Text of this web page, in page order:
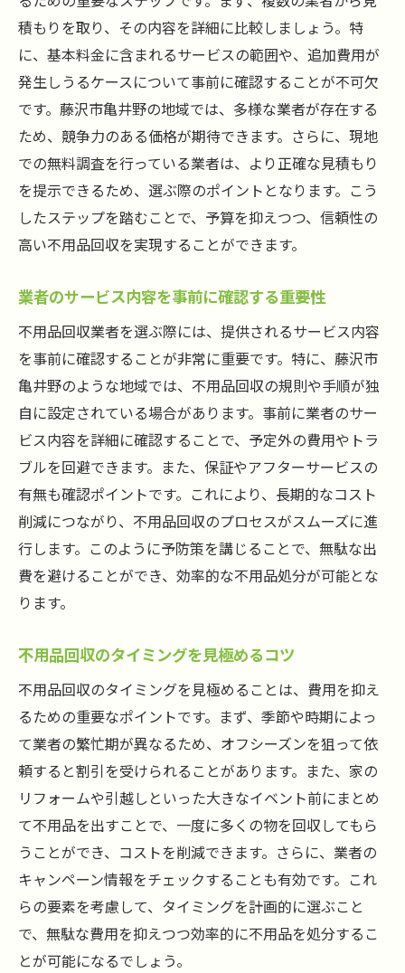
個人情報の取り扱いに注意
必要書類の準備と確認
依頼前に業者との事前打ち合わせを行う
契約前にトラブル事例を確認
回収作業の当日の流れを理解する
支払い方法とその注意点
不用品回収の流れを知り、効率的な処分を実現
する方法
回収日当日のチェックリスト
不用品分類の仕方とその効果
作業後の確認事項とフォローアップ
効率的なスケジュール管理のコツ
不用品回収後の清掃方法
地域の特性を活かした不用品回収の最適なプラ
ン作成法
地域の特性を考慮したプランニング
季節に応じたプランの変更点
地域のイベントや祭りに合わせた計画
不用品回収における地域資源の活用
快適な生活環境を手に入れるための不用品回収
活用術
住まい全体の整理整頓から始める
定期的な不用品チェックの重要性
生活空間を広げるための断捨離方法
不用品回収で得られる心のゆとり
片付けのプロのアドバイスを活用
未来の住環境を見据えた計画作り
積もりを取り、その内容を詳細に比較しましょう。特
に、基本料金に含まれるサービスの範囲や、追加費用が
発生しうるケースについて事前に確認することが不可欠
です。藤沢市亀井野の地域では、多様な業者が存在する
ため、競争力のある価格が期待できます。さらに、現地
での無料調査を行っている業者は、より正確な見積もり
を提示できるため、選ぶ際のポイントとなります。こう
したステップを踏むことで、予算を抑えつつ、信頼性の
高い不用品回収を実現することができます。
業者のサービス内容を事前に確認する重要性
不用品回収業者を選ぶ際には、提供されるサービス内容
を事前に確認することが非常に重要です。特に、藤沢市
亀井野のような地域では、不用品回収の規則や手順が独
自に設定されている場合があります。事前に業者のサー
ビス内容を詳細に確認することで、予定外の費用やトラ
ブルを回避できます。また、保証やアフターサービスの
有無も確認ポイントです。これにより、長期的なコスト
削減につながり、不用品回収のプロセスがスムーズに進
行します。このように予防策を講じることで、無駄な出
費を避けることができ、効率的な不用品処分が可能とな
ります。
不用品回収のタイミングを見極めるコツ
不用品回収のタイミングを見極めることは、費用を抑え
るための重要なポイントです。まず、季節や時期によっ
て業者の繁忙期が異なるため、オフシーズンを狙って依
頼すると割引を受けられることがあります。また、家の
リフォームや引越しといった大きなイベント前にまとめ
て不用品を出すことで、一度に多くの物を回収してもら
うことができ、コストを削減できます。さらに、業者の
キャンペーン情報をチェックすることも有効です。これ
らの要素を考慮して、タイミングを計画的に選ぶこと
で、無駄な費用を抑えつつ効率的に不用品を処分するこ
とが可能になるでしょう。